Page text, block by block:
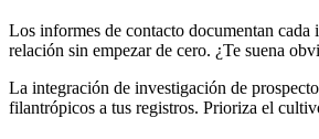
Los informes de contacto documentan
relación sin empezar de cero. ¿Te suena
La integración de investigación de
filantrópicos a tus registros. Prioriza el